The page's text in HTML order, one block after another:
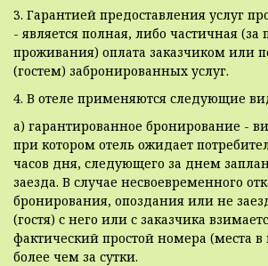
3. Гарантией предоставления услуг
- является полная, либо частичная (за
проживания) оплата заказчиком или
(гостем) забронированных услуг.
4. В отеле применяются следующие
а) гарантированное бронирование -
при котором отель ожидает
часов дня, следующего за днем
заезда. В случае несвоевременного
бронирования, опоздания или не
(гостя) с него или с заказчика
фактический простой номера (места
более чем за сутки.